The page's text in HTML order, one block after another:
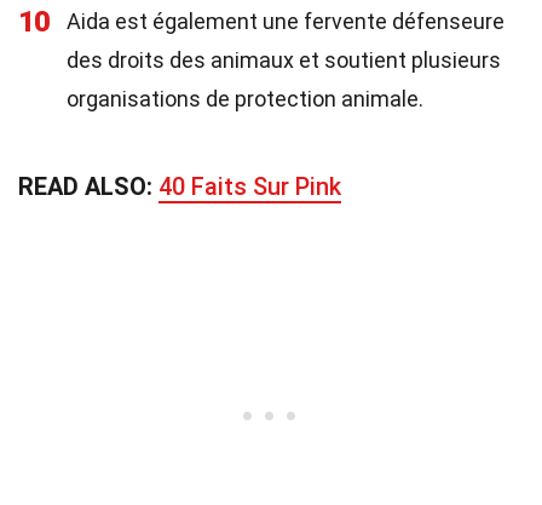
10
Aida est également une fervente défenseure
des droits des animaux et soutient plusieurs
organisations de protection animale.
READ ALSO: 40 Faits Sur Pink